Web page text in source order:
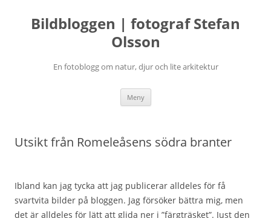
Bildbloggen | fotograf Stefan
Olsson
En fotoblogg om natur, djur och lite arkitektur
Meny Hoppa
innehåll
Utsikt från Romeleåsens södra branter
Ibland kan jag tycka att jag publicerar alldeles för få
svartvita bilder på bloggen. Jag försöker bättra mig, men
det är alldeles för lätt att glida ner i ”färgträsket”. Just den